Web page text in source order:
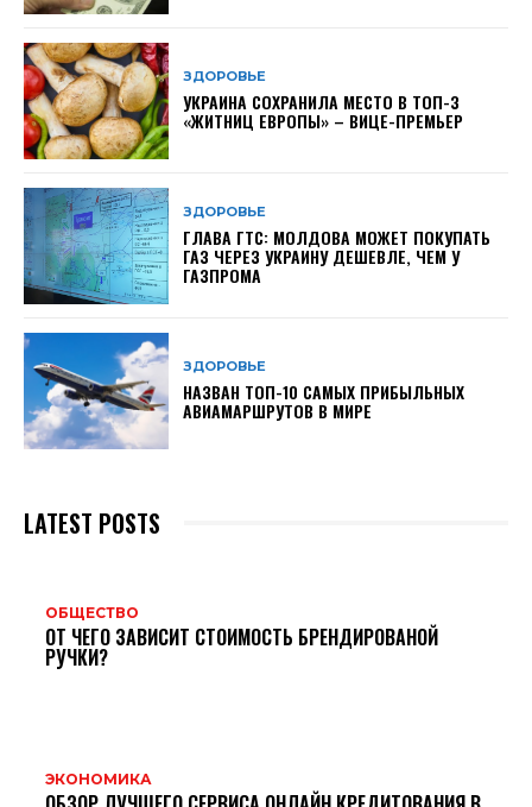
ЗДОРОВЬЕ
УКРАИНА СОХРАНИЛА МЕСТО В ТОП-3
«ЖИТНИЦ ЕВРОПЫ» – ВИЦЕ-ПРЕМЬЕР
ЗДОРОВЬЕ
ГЛАВА ГТС: МОЛДОВА МОЖЕТ ПОКУПАТЬ
ГАЗ ЧЕРЕЗ УКРАИНУ ДЕШЕВЛЕ, ЧЕМ У
ГАЗПРОМА
ЗДОРОВЬЕ
НАЗВАН ТОП-10 САМЫХ ПРИБЫЛЬНЫХ
АВИАМАРШРУТОВ В МИРЕ
LATEST POSTS
ОБЩЕСТВО
ОТ ЧЕГО ЗАВИСИТ СТОИМОСТЬ БРЕНДИРОВАНОЙ
РУЧКИ?
ЭКОНОМИКА